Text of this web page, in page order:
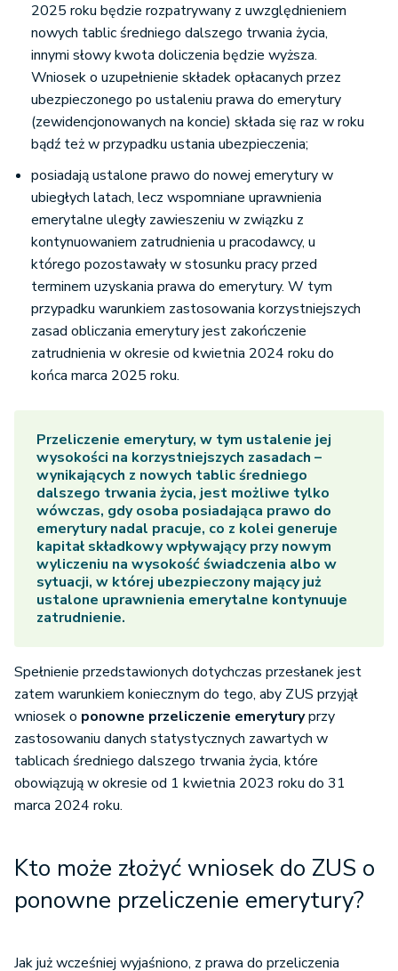
2025 roku będzie rozpatrywany z uwzględnieniem
nowych tablic średniego dalszego trwania życia,
innymi słowy kwota doliczenia będzie wyższa.
Wniosek o uzupełnienie składek opłacanych przez
ubezpieczonego po ustaleniu prawa do emerytury
(zewidencjonowanych na koncie) składa się raz w roku
bądź też w przypadku ustania ubezpieczenia;
posiadają ustalone prawo do nowej emerytury w
ubiegłych latach, lecz wspomniane uprawnienia
emerytalne uległy zawieszeniu w związku z
kontynuowaniem zatrudnienia u pracodawcy, u
którego pozostawały w stosunku pracy przed
terminem uzyskania prawa do emerytury. W tym
przypadku warunkiem zastosowania korzystniejszych
zasad obliczania emerytury jest zakończenie
zatrudnienia w okresie od kwietnia 2024 roku do
końca marca 2025 roku.
Przeliczenie emerytury, w tym ustalenie jej
wysokości na korzystniejszych zasadach –
wynikających z nowych tablic średniego
dalszego trwania życia, jest możliwe tylko
wówczas, gdy osoba posiadająca prawo do
emerytury nadal pracuje, co z kolei generuje
kapitał składkowy wpływający przy nowym
wyliczeniu na wysokość świadczenia albo w
sytuacji, w której ubezpieczony mający już
ustalone uprawnienia emerytalne kontynuuje
zatrudnienie.
Spełnienie przedstawionych dotychczas przesłanek jest
zatem warunkiem koniecznym do tego, aby ZUS przyjął
wniosek o ponowne przeliczenie emeryturyprzy
zastosowaniu danych statystycznych zawartych w
tablicach średniego dalszego trwania życia, które
obowiązują w okresie od 1 kwietnia 2023 roku do 31
marca 2024 roku.
Kto może złożyć wniosek do ZUS o
ponowne przeliczenie emerytury?
Jak już wcześniej wyjaśniono, z prawa do przeliczenia